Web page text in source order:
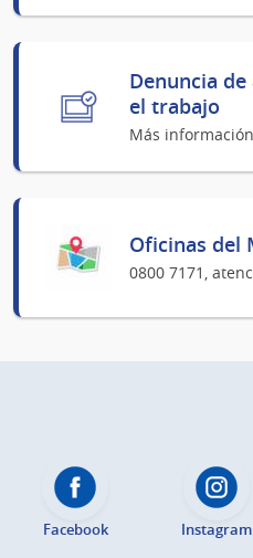
Denuncia
el trabajo
Más
Oficinas del
0800 7171,
Facebook Instagram